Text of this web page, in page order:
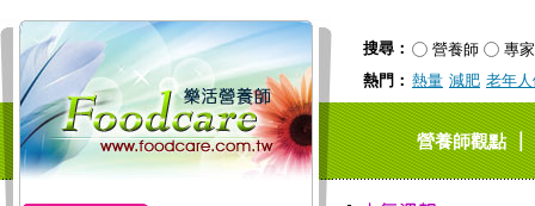
搜尋： 營養師
專家
熱門： 熱量 減肥 老年
營養師觀點｜